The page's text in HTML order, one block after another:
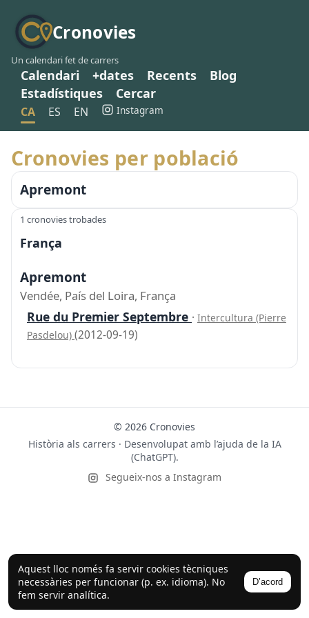
Cronovies
Un calendari fet de carrers
Calendari +dates Recents
Blog
Estadístiques
Cercar
CA ES EN Instagram
Aquest lloc només fa servir cookies tècniques
necessàries per funcionar (p. ex. idioma). No
fem servir analítica.
D’acord
Cronovies per població
Apremont
1 cronovies trobades
França
Apremont
Vendée, País del Loira, França
Rue du Premier Septembre · Intercultura (Pierre
Pasdelou) (2012-09-19)
© 2026 Cronovies
Història als carrers · Desenvolupat amb l’ajuda de la IA
(ChatGPT).
Segueix-nos a Instagram